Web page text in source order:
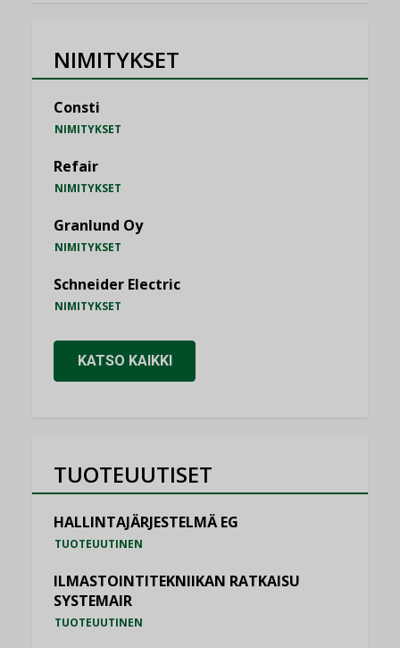
NIMITYKSET
Consti
NIMITYKSET
Refair
NIMITYKSET
Granlund Oy
NIMITYKSET
Schneider Electric
NIMITYKSET
KATSO KAIKKI
TUOTEUUTISET
HALLINTAJÄRJESTELMÄ EG
TUOTEUUTINEN
ILMASTOINTITEKNIIKAN RATKAISU
SYSTEMAIR
TUOTEUUTINEN